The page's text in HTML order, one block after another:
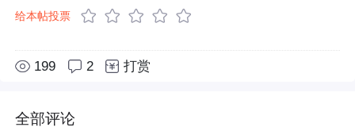
给本帖投票
199 2 打赏
全部评论